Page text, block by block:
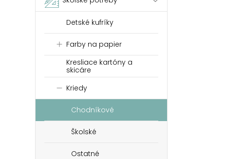
Detské kufríky
Farby na papier
Kresliace kartóny a
skicáre
Kriedy
Chodníkové
Školské
Ostatné